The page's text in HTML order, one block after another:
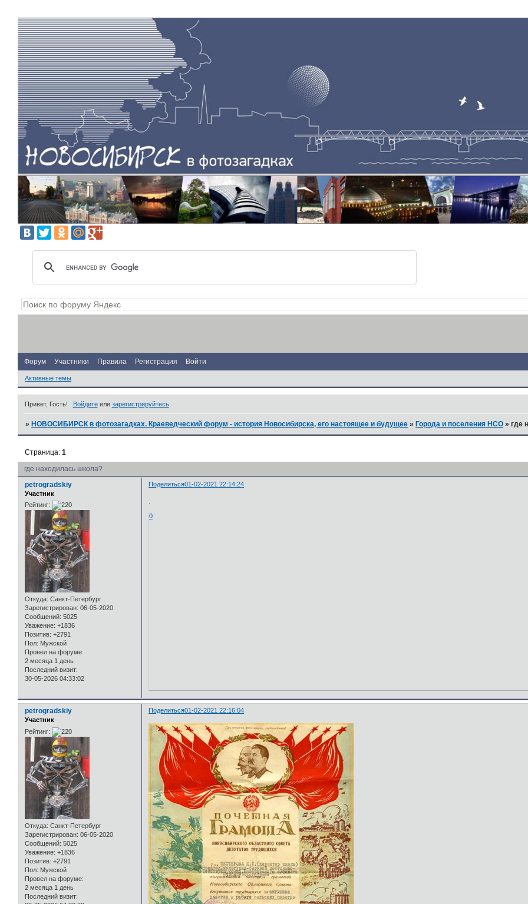
Форум Участники Правила Регистрация Войти
Активные темы
Привет, Гость! Войдитеили зарегистрируйтесь.
»НОВОСИБИРСК в фотозагадках. Краеведческий форум - история Новосибирска, его настоящее и будущее »Города и поселения НСО »где
где находилась школа?
Страница:1
Поделиться01-02-2021 22:14:24
petrogradskiy
Участник
Рейтинг:
Откуда: Санкт-Петербург
Зарегистрирован: 06-05-2020
Сообщений: 5025
Уважение: +1836
Позитив: +2791
Пол: Мужской
Провел на форуме:
2 месяца 1 день
Последний визит:
30-05-2026 04:33:02
0
Поделиться01-02-2021 22:16:04
petrogradskiy
Участник
Рейтинг:
Откуда: Санкт-Петербург
Зарегистрирован: 06-05-2020
Сообщений: 5025
Уважение: +1836
Позитив: +2791
Пол: Мужской
Провел на форуме:
2 месяца 1 день
Последний визит: